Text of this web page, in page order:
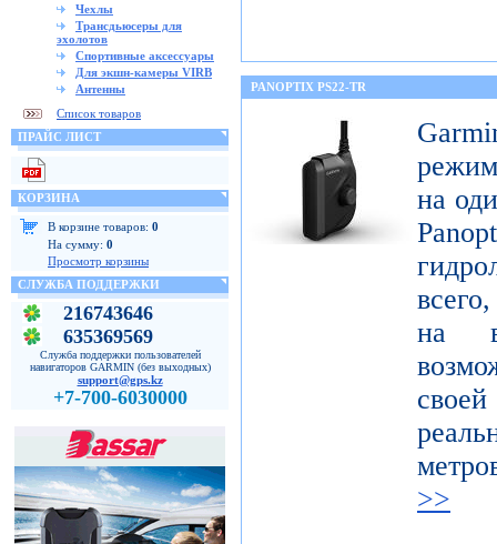
Чехлы
Трансдьюсеры для
эхолотов
Спортивные аксессуары
Для экшн-камеры VIRB
Антенны
Список товаров
ПРАЙС ЛИСТ
КОРЗИНА
В корзине товаров: 0
На сумму: 0
Просмотр корзины
СЛУЖБА ПОДДЕРЖКИ
216743646
635369569
Служба поддержки пользователей
навигаторов GARMIN (без выходных)
support@gps.kz
+7-700-6030000
PANOPTIX PS22-TR
на
на
>>